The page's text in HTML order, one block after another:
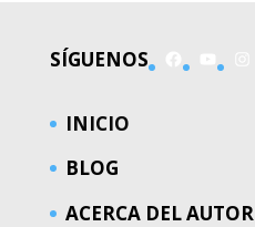
SÍGUENOS
INICIO
BLOG
ACERCA DEL AUTOR